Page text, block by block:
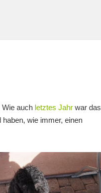
auch letztes Jahrwar das
wie immer, einen